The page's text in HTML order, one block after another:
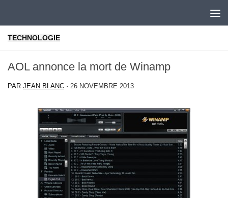
TECHNOLOGIE
AOL annonce la mort de Winamp
PAR JEAN BLANC · 26 NOVEMBRE 2013